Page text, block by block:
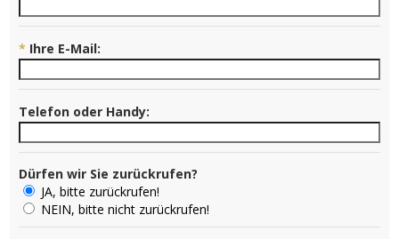
* Ihre E-Mail:
Telefon oder Handy:
Dürfen wir Sie zurückrufen?
JA, bitte zurückrufen!
NEIN, bitte nicht zurückrufen!